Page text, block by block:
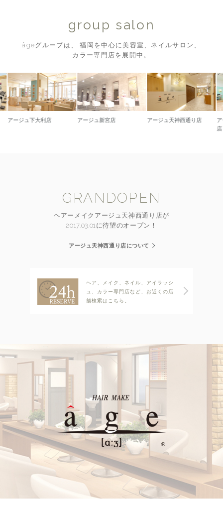
group salon
âgeグループは、 福岡を中心に美容室、ネイルサロン、
カラー専門店を展開中。
下大利店 アージュ新宮店 アージュ天神西通り店
アージュ久
GRANDOPEN
ヘアーメイクアージュ天神西通り店が
2017.03.01に待望のオープン！
アージュ天神西通り店について
ヘア、メイク、ネイル、アイラッシ
ュ、カラー専門店など、お近くの店
舗検索はこちら。